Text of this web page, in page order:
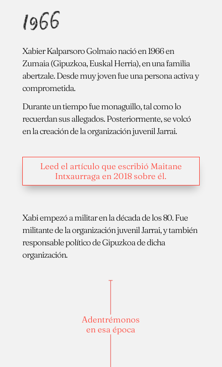
1966
Xabier Kalparsoro Golmaio nació en 1966 en
Zumaia (Gipuzkoa, Euskal Herria), en una familia
abertzale. Desde muy joven fue una persona activa y
comprometida.
Durante un tiempo fue monaguillo, tal como lo
recuerdan sus allegados. Posteriormente, se volcó
en la creación de la organización juvenil Jarrai.
Leed el artículo que escribió Maitane
Intxaurraga en 2018 sobre él.
Xabi empezó a militar en la década de los 80. Fue
militante de la organización juvenil Jarrai, y también
responsable político de Gipuzkoa de dicha
organización.
Adentrémonos
en esa época